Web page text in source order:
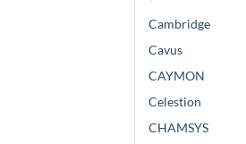
Cambridge
Cavus
CAYMON
Celestion
CHAMSYS
Bose DesignMax DM6C
PREZZO SU RICHIESTA
Bose